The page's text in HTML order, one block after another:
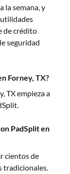
la semana, y
de crédito
seguridad
Forney, TX?
TXempieza a
PadSplit en
cientos de
tradicionales.